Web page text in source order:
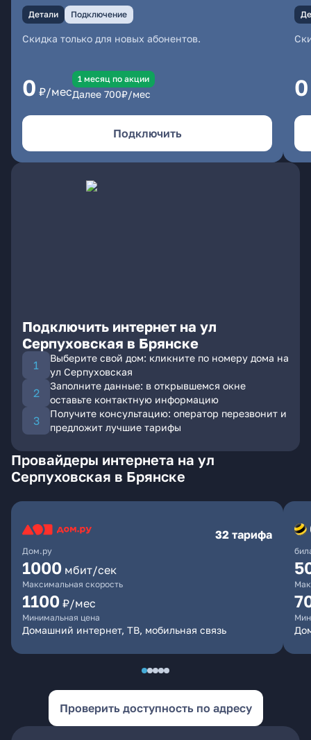
Детали Подключение
Скидка только для новых абонентов.
0 ₽/мес
1 месяц по акции
Далее 700₽/мес
Подключить
0
Подключить интернет на ул
Серпуховская в Брянске
Выберите свой дом: кликните по номеру дома на
ул Серпуховская
Заполните данные: в открывшемся окне
оставьте контактную информацию
Получите консультацию: оператор перезвонит и
предложит лучшие тарифы
Провайдеры интернета на ул
Серпуховская в Брянске
Дом.ру
32 тарифа
1000 мбит/сек
Максимальная скорость
1100 ₽/мес
Минимальная цена
Домашний интернет, ТВ, мобильная связь
Проверить доступность по адресу